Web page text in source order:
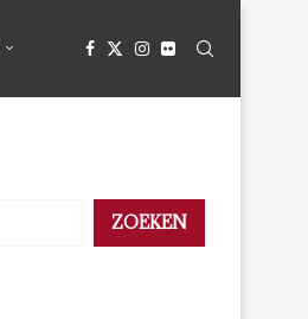
ZOEKEN